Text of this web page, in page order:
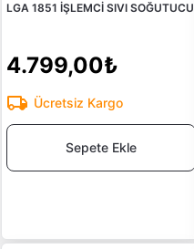
LGA 1851 İŞLEMCİ SIVI SOĞUTUCU
4.799,00₺
Ücretsiz Kargo
Sepete Ekle